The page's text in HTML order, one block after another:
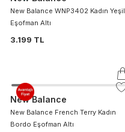
New Balance WNP3402 Kadın Yeşil
Eşofman Altı
3.199 TL
New Balance
New Balance French Terry Kadın
Bordo Eşofman Altı